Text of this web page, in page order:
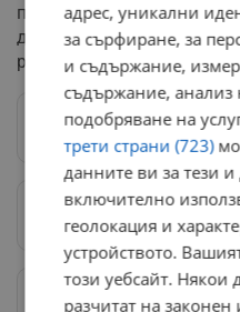
планина, заедно с други
дива коза, сърна, мечка и
роля в местната
Следвай ни в
Изпращайте
адрес, уникални
за сърфиране, за
и съдържание,
съдържание, анализ
подобряване на
трети страни (723)
данните ви за тези
включително
геолокация и
устройството.
този уебсайт. Някои
разчитат на законен